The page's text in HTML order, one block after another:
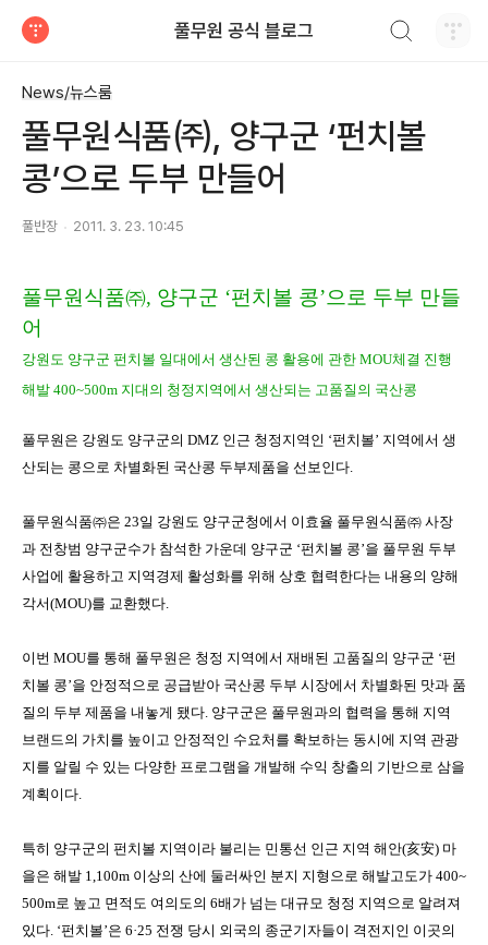
풀무원 공식 블로그
News/뉴스룸
풀무원식품㈜, 양구군 ‘펀치볼
콩’으로 두부 만들어
풀반장 2011. 3. 23. 10:45
풀무원식품㈜, 양구군 ‘펀치볼 콩’으로 두부 만들
어
강원도 양구군 펀치볼 일대에서 생산된 콩 활용에 관한 MOU체결 진행
해발 400~500m 지대의 청정지역에서 생산되는 고품질의 국산콩
풀무원은 강원도 양구군의 DMZ 인근 청정지역인 ‘펀치볼’ 지역에서 생
산되는 콩으로 차별화된 국산콩 두부제품을 선보인다.
풀무원식품㈜은 23일 강원도 양구군청에서 이효율 풀무원식품㈜ 사장
과 전창범 양구군수가 참석한 가운데 양구군 ‘펀치볼 콩’을 풀무원 두부
사업에 활용하고 지역경제 활성화를 위해 상호 협력한다는 내용의 양해
각서(MOU)를 교환했다.
이번 MOU를 통해 풀무원은 청정 지역에서 재배된 고품질의 양구군 ‘펀
치볼 콩’을 안정적으로 공급받아 국산콩 두부 시장에서 차별화된 맛과 품
질의 두부 제품을 내놓게 됐다. 양구군은 풀무원과의 협력을 통해 지역
브랜드의 가치를 높이고 안정적인 수요처를 확보하는 동시에 지역 관광
지를 알릴 수 있는 다양한 프로그램을 개발해 수익 창출의 기반으로 삼을
계획이다.
특히 양구군의 펀치볼 지역이라 불리는 민통선 인근 지역 해안(亥安) 마
을은 해발 1,100m 이상의 산에 둘러싸인 분지 지형으로 해발고도가 400~
500m로 높고 면적도 여의도의 6배가 넘는 대규모 청정 지역으로 알려져
있다. ‘펀치볼’은 6·25 전쟁 당시 외국의 종군기자들이 격전지인 이곳의